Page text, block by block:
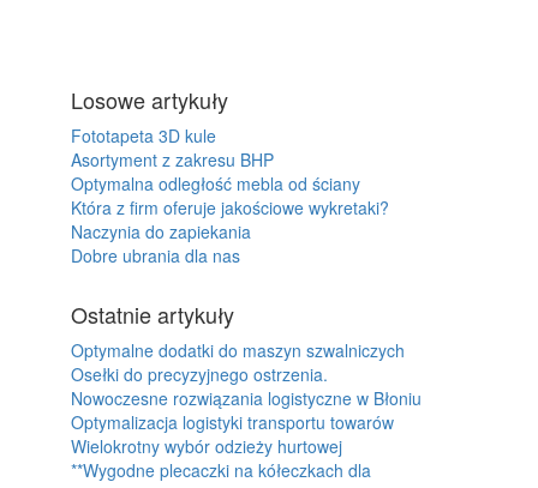
Losowe artykuły
Fototapeta 3D kule
Asortyment z zakresu BHP
Optymalna odległość mebla od ściany
Która z firm oferuje jakościowe wykretaki?
Naczynia do zapiekania
Dobre ubrania dla nas
Ostatnie artykuły
Optymalne dodatki do maszyn szwalniczych
Osełki do precyzyjnego ostrzenia.
Nowoczesne rozwiązania logistyczne w Błoniu
Optymalizacja logistyki transportu towarów
Wielokrotny wybór odzieży hurtowej
**Wygodne plecaczki na kółeczkach dla